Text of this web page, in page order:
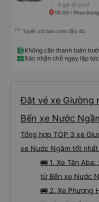
5 giờ 30 phút
19:30 • Phan Rang
Tuyệt vời bao cơm đầy đủ
Không cần thanh toán
Xác nhận chỗ ngay lập tức
Đặt vé xe Giường
Bến xe Nước
Tổng hợp TOP 3 xe
xe Nước Ngầm tốt
🚌 1. Xe Tân
từ Bến xe Nước
🚌 2. Xe Phượng